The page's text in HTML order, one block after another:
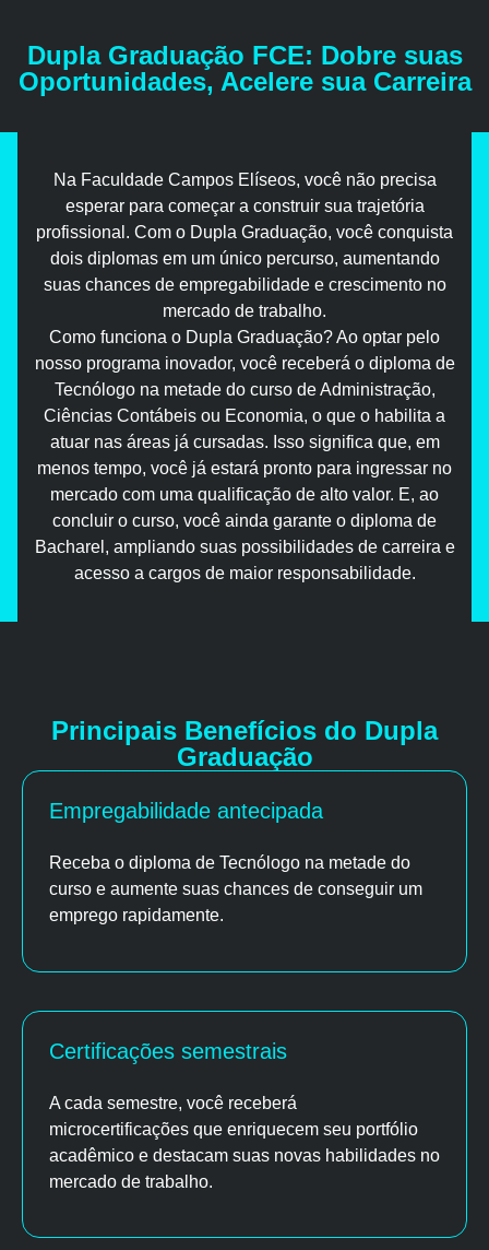
Dupla Graduação FCE: Dobre suas
Oportunidades, Acelere sua Carreira
Na Faculdade Campos Elíseos, você não precisa
esperar para começar a construir sua trajetória
profissional. Com o Dupla Graduação, você conquista
dois diplomas em um único percurso, aumentando
suas chances de empregabilidade e crescimento no
mercado de trabalho.
Como funciona o Dupla Graduação? Ao optar pelo
nosso programa inovador, você receberá o diploma de
Tecnólogo na metade do curso de Administração,
Ciências Contábeis ou Economia, o que o habilita a
atuar nas áreas já cursadas. Isso significa que, em
menos tempo, você já estará pronto para ingressar no
mercado com uma qualificação de alto valor. E, ao
concluir o curso, você ainda garante o diploma de
Bacharel, ampliando suas possibilidades de carreira e
acesso a cargos de maior responsabilidade.
Principais Benefícios do Dupla
Graduação
Empregabilidade antecipada
Receba o diploma de Tecnólogo na metade do
curso e aumente suas chances de conseguir um
emprego rapidamente.
Certificações semestrais
A cada semestre, você receberá
microcertificações que enriquecem seu portfólio
acadêmico e destacam suas novas habilidades no
mercado de trabalho.